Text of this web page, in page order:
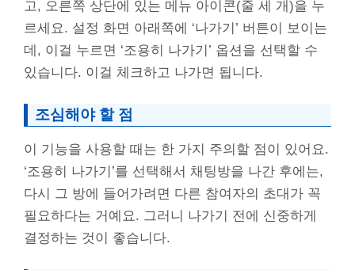
고, 오른쪽 상단에 있는 메뉴 아이콘(줄 세 개)을 누
르세요. 설정 화면 아래쪽에 ‘나가기’ 버튼이 보이는
데, 이걸 누르면 ‘조용히 나가기’ 옵션을 선택할 수
있습니다. 이걸 체크하고 나가면 됩니다.
조심해야 할 점
이 기능을 사용할 때는 한 가지 주의할 점이 있어요.
‘조용히 나가기’를 선택해서 채팅방을 나간 후에는,
다시 그 방에 들어가려면 다른 참여자의 초대가 꼭
필요하다는 거예요. 그러니 나가기 전에 신중하게
결정하는 것이 좋습니다.